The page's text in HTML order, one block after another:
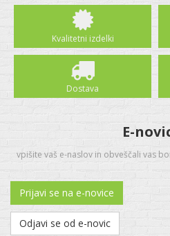
Kvalitetni izdelki
Dostava
E-
vpišite vaš e-naslov in obveščali vas
Prijavi se na e-novice
Odjavi se od e-novic